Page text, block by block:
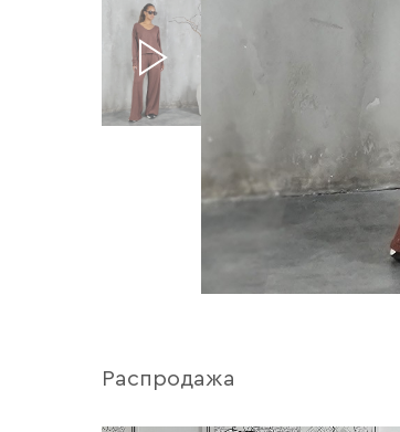
Распродажа